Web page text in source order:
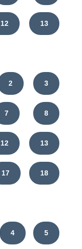
12 13
2 3
7 8
12 13
17 18
4 5